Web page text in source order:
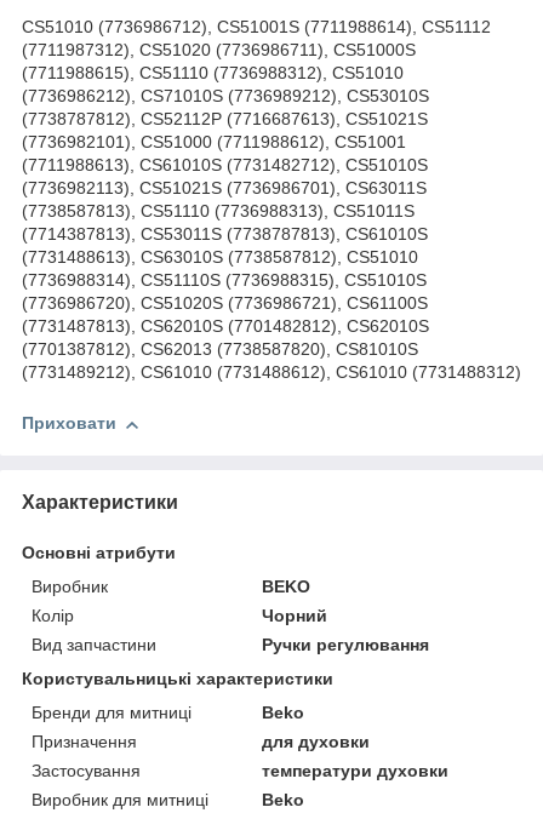
CS51010 (7736986712), CS51001S (7711988614), CS51112
(7711987312), CS51020 (7736986711), CS51000S
(7711988615), CS51110 (7736988312), CS51010
(7736986212), CS71010S (7736989212), CS53010S
(7738787812), CS52112P (7716687613), CS51021S
(7736982101), CS51000 (7711988612), CS51001
(7711988613), CS61010S (7731482712), CS51010S
(7736982113), CS51021S (7736986701), CS63011S
(7738587813), CS51110 (7736988313), CS51011S
(7714387813), CS53011S (7738787813), CS61010S
(7731488613), CS63010S (7738587812), CS51010
(7736988314), CS51110S (7736988315), CS51010S
(7736986720), CS51020S (7736986721), CS61100S
(7731487813), CS62010S (7701482812), CS62010S
(7701387812), CS62013 (7738587820), CS81010S
(7731489212), CS61010 (7731488612), CS61010 (7731488312)
Приховати
Характеристики
Основні атрибути
Виробник
BEKO
Колір
Чорний
Вид запчастини
Ручки регулювання
Користувальницькі характеристики
Бренди для митниці
Beko
Призначення
для духовки
Застосування
температури духовки
Виробник для митниці
Beko